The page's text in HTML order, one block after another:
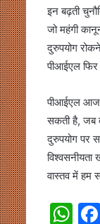
इन बढ़ती
जो महंगी
दुरुपयोग
पीआईएल फिर
पीआईएल आज
सकती है, जब
दुरुपयोग पर
विश्वसनीयता
वास्तव में हम
W